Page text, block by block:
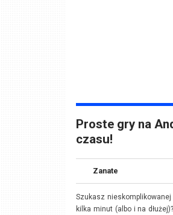
Proste gry na
czasu!
Zanate
Szukasz
kilka minut (albo i na